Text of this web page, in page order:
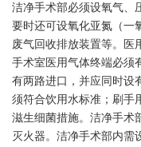
洁净手术部必须设氧气、
要时还可设氧化亚氮（一
废气回收排放装置等。医
手术室医用气体终端必须
有两路进口，并应同时设
须符合饮用水标准；刷手
滋生细菌措施。洁净手术
灭火器。洁净手术部内需